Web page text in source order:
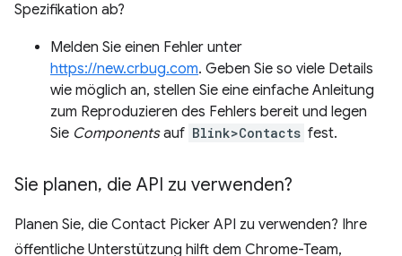
Spezifikation ab?
Melden Sie einen Fehler unter
https://new.crbug.com. Geben Sie so viele Details
wie möglich an, stellen Sie eine einfache Anleitung
zum Reproduzieren des Fehlers bereit und legen
Sie Componentsauf Blink>Contacts fest.
Sie planen, die API zu verwenden?
Planen Sie, die Contact Picker API zu verwenden? Ihre
öffentliche Unterstützung hilft dem Chrome-Team,